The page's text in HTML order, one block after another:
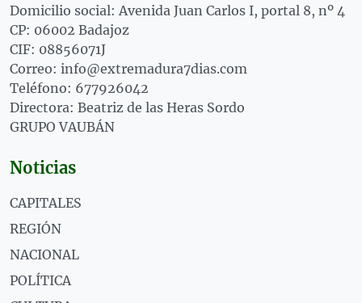
Domicilio social: Avenida Juan Carlos I, portal 8, nº 4
CP: 06002 Badajoz
CIF: 08856071J
Correo: info@extremadura7dias.com
Teléfono: 677926042
Directora: Beatriz de las Heras Sordo
GRUPO VAUBÁN
Noticias
CAPITALES
REGIÓN
NACIONAL
POLÍTICA